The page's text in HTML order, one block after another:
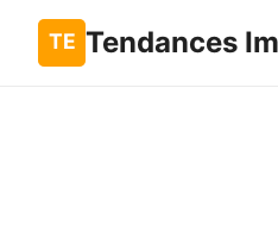
Tendances